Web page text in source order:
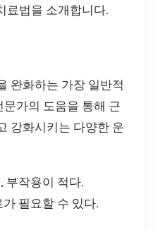
료법을 소개합니다.
완화하는 가장 일반적
문가의 도움을 통해 근
강화시키는 다양한 운
부작용이 적다.
필요할 수 있다.